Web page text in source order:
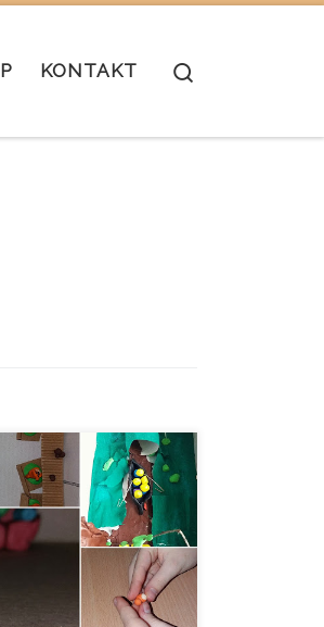
KONTAKT
się źródło
omawianie lektury
wymiaru.